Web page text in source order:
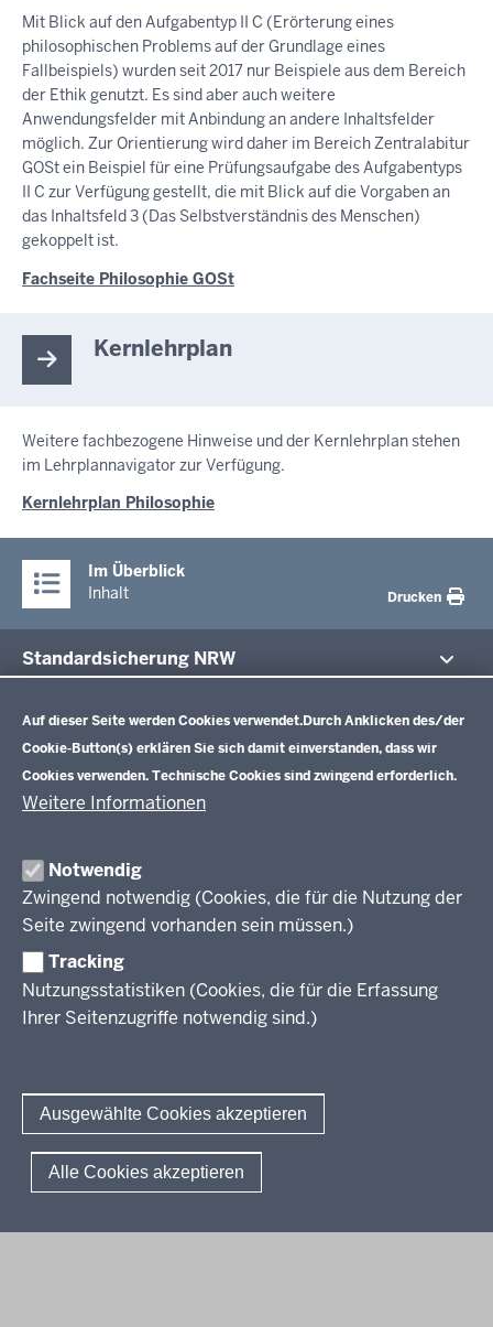
Auf dieser Seite werden Cookies verwendet.Durch Anklicken des/der
Cookie-Button(s) erklären Sie sich damit einverstanden, dass wir
Cookies verwenden. Technische Cookies sind zwingend erforderlich.
Weitere Informationen
Notwendig
Zwingend notwendig (Cookies, die für die Nutzung der
Seite zwingend vorhanden sein müssen.)
Tracking
Nutzungsstatistiken (Cookies, die für die Erfassung
Ihrer Seitenzugriffe notwendig sind.)
Ausgewählte Cookies akzeptieren
Alle Cookies akzeptieren
Mit Blick auf den Aufgabentyp II C (Erörterung eines
philosophischen Problems auf der Grundlage eines
Fallbeispiels) wurden seit 2017 nur Beispiele aus dem Bereich
der Ethik genutzt. Es sind aber auch weitere
Anwendungsfelder mit Anbindung an andere Inhaltsfelder
möglich. Zur Orientierung wird daher im Bereich Zentralabitur
GOSt ein Beispiel für eine Prüfungsaufgabe des Aufgabentyps
II C zur Verfügung gestellt, die mit Blick auf die Vorgaben an
das Inhaltsfeld 3 (Das Selbstverständnis des Menschen)
gekoppelt ist.
Fachseite Philosophie GOSt
Kernlehrplan
Weitere fachbezogene Hinweise und der Kernlehrplan stehen
im Lehrplannavigator zur Verfügung.
Kernlehrplan Philosophie
Im Überblick
Inhalt
Drucken
Standardsicherung NRW
Zentrale Prüfungen 10
Übersicht
Fächer
Termine
Ergebnisberichte
Weitere Dokumente
Fragen und Antworten
Zentrale Klausuren Einführungsphase
Fächer
Aufgaben der letzten Jahre
Rechtsgrundlagen
Übersicht
Fächer
Prüfungsaufgaben
Rechtsgrundlagen
Termine
Ergebnisberichte
Zentralabitur Berufliches Gymnasium
Übersicht
Bildungsgänge
Fächer
Ergebnisberichte
Fragen und Antworten
Zentralabitur WbK
Übersicht
Rechtsgrundlagen
Termine
Ergebnisberichte
Sprachfeststellungsprüfung
Sprachprüfung im HSU
Kontakt
© 2026 Standardsicherung
Fußzeile
Impressum Datenschutzerklärung